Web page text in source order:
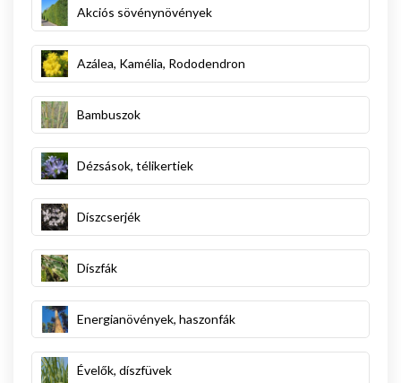
Akciós sövénynövények
Azálea, Kamélia, Rododendron
Bambuszok
Dézsások, télikertiek
Díszcserjék
Díszfák
Energianövények, haszonfák
Évelők, díszfüvek